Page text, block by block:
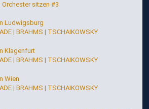
sitzen #3
Ludwigsburg
| BRAHMS | TSCHAIKOWSKY
Klagenfurt
| BRAHMS | TSCHAIKOWSKY
Wien
| BRAHMS | TSCHAIKOWSKY